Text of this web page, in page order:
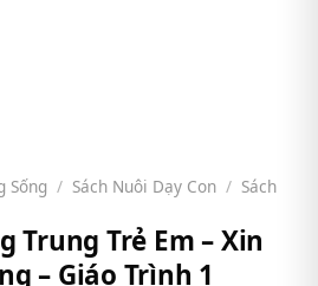
Sống / Sách Nuôi Dạy Con / Sách
Trung Trẻ Em – Xin
– Giáo Trình 1